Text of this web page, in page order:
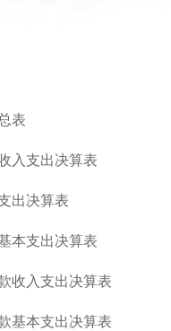
表
支出决算表
出决算表
支出决算表
入支出决算表
本支出决算表